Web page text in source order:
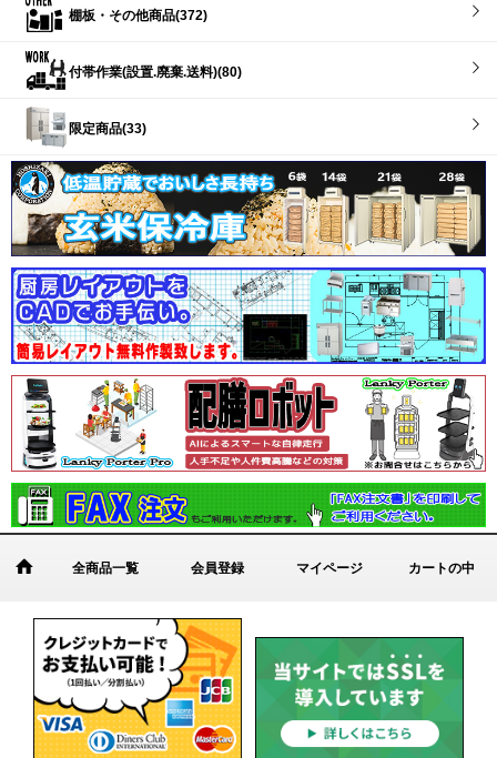
棚板・その他商品(372)
付帯作業(設置.廃棄.送料)(80)
限定商品(33)
全商品一覧 会員登録 マイページ カートの中